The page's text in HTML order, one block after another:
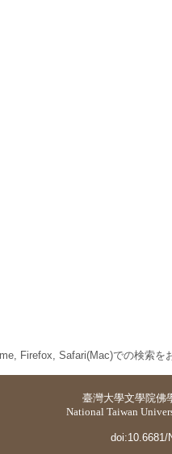
Firefox, Safari(Mac)での検索を
臺灣大學文學院佛
National Taiwan
doi:10.6681/